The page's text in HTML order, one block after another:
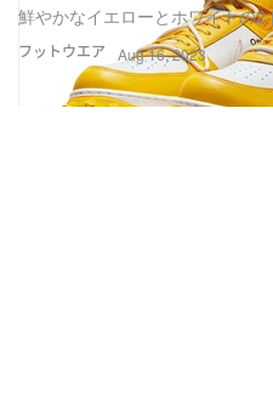
鮮やかなイエローとホワイトの2
フットウエア Aug 16, 2023